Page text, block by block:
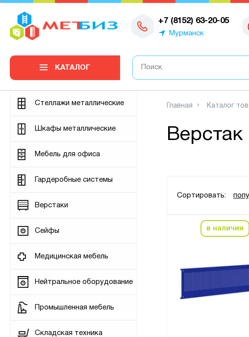
+7 (8152) 63-20-05
Мурманск
0
КАТАЛОГ
Стеллажи металлические
Шкафы металлические
Мебель для офиса
Гардеробные системы
Верстаки
Сейфы
Медицинская мебель
Нейтральное оборудование
Промышленная мебель
Складская техника
Главная Каталог
Сортировать:
в наличии